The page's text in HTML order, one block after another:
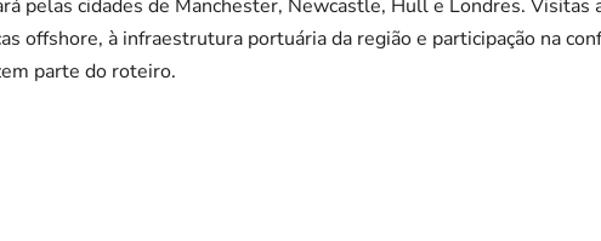
pelas cidades de Manchester, Newcastle, Hull e Londres. Visitas
offshore, à infraestrutura portuária da região e participação na
parte do roteiro.